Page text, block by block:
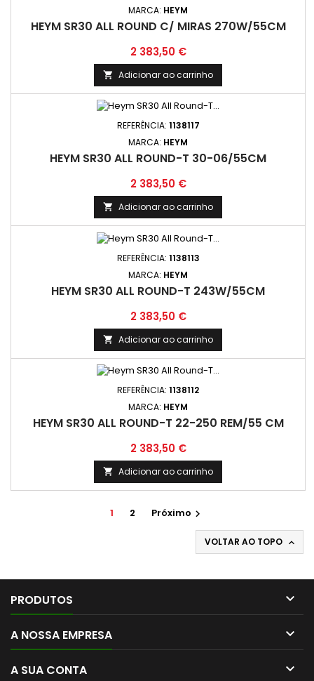
MARCA: HEYM
HEYM SR30 ALL ROUND C/ MIRAS 270W/55CM
Preço
2 383,50 €
 Adicionar ao carrinho
REFERÊNCIA: 1138117
MARCA: HEYM
HEYM SR30 ALL ROUND-T 30-06/55CM
Preço
2 383,50 €
 Adicionar ao carrinho
REFERÊNCIA: 1138113
MARCA: HEYM
HEYM SR30 ALL ROUND-T 243W/55CM
Preço
2 383,50 €
 Adicionar ao carrinho
REFERÊNCIA: 1138112
MARCA: HEYM
HEYM SR30 ALL ROUND-T 22-250 REM/55 CM
Preço
2 383,50 €
 Adicionar ao carrinho
1 2 Próximo 
VOLTAR AO TOPO 
PRODUTOS 
A NOSSA EMPRESA 
A SUA CONTA 